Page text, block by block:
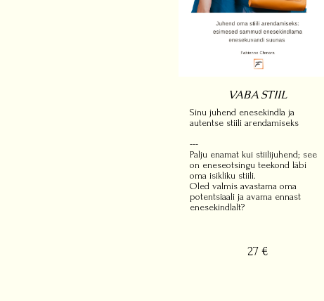
VABA STIIL
Sinu juhend enesekindla ja
autentse stiili arendamiseks
---
Palju enamat kui stiilijuhend; see
on eneseotsingu teekond läbi
oma isikliku stiili.
Oled valmis avastama oma
potentsiaali ja avama ennast
enesekindlalt?
27 €